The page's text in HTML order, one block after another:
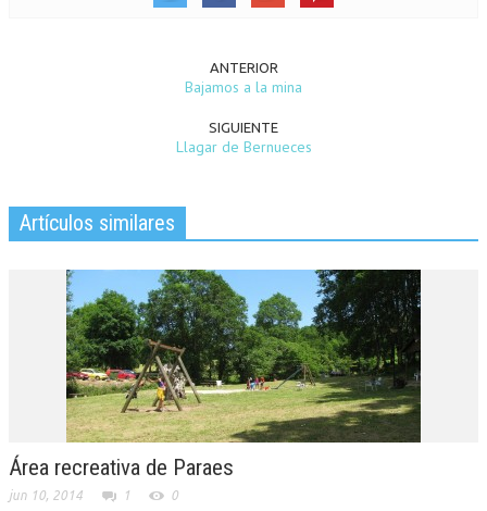
ANTERIOR
Bajamos a la mina
SIGUIENTE
Llagar de Bernueces
Artículos similares
Área recreativa de Paraes
jun 10, 2014 1 0